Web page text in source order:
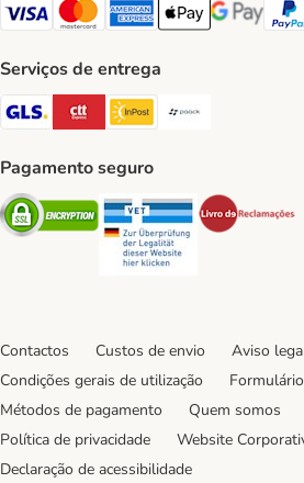
Visa Payment Method
Mastercard Payment Method
American Express Payment
Apple Pay Payment
Google Pay
Serviços de entrega
GLS Shipping Method
CTTExpress Shipping Method
InPost Shipping
Pagamento seguro
Security Security
Contactos Custos de envio
Aviso
Condições gerais de utilização
Métodos de pagamento
Quem somos
Política de privacidade
Website
Declaração de acessibilidade